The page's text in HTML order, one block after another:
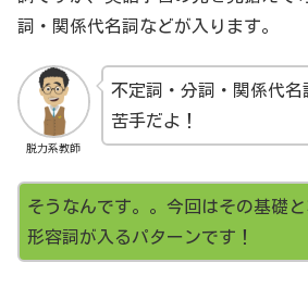
詞・関係代名詞などが入ります。
脱力系教師
不定詞・分詞・関係代
苦手だよ！
そうなんです。。今回はその基礎と
形容詞が入るパターンです！